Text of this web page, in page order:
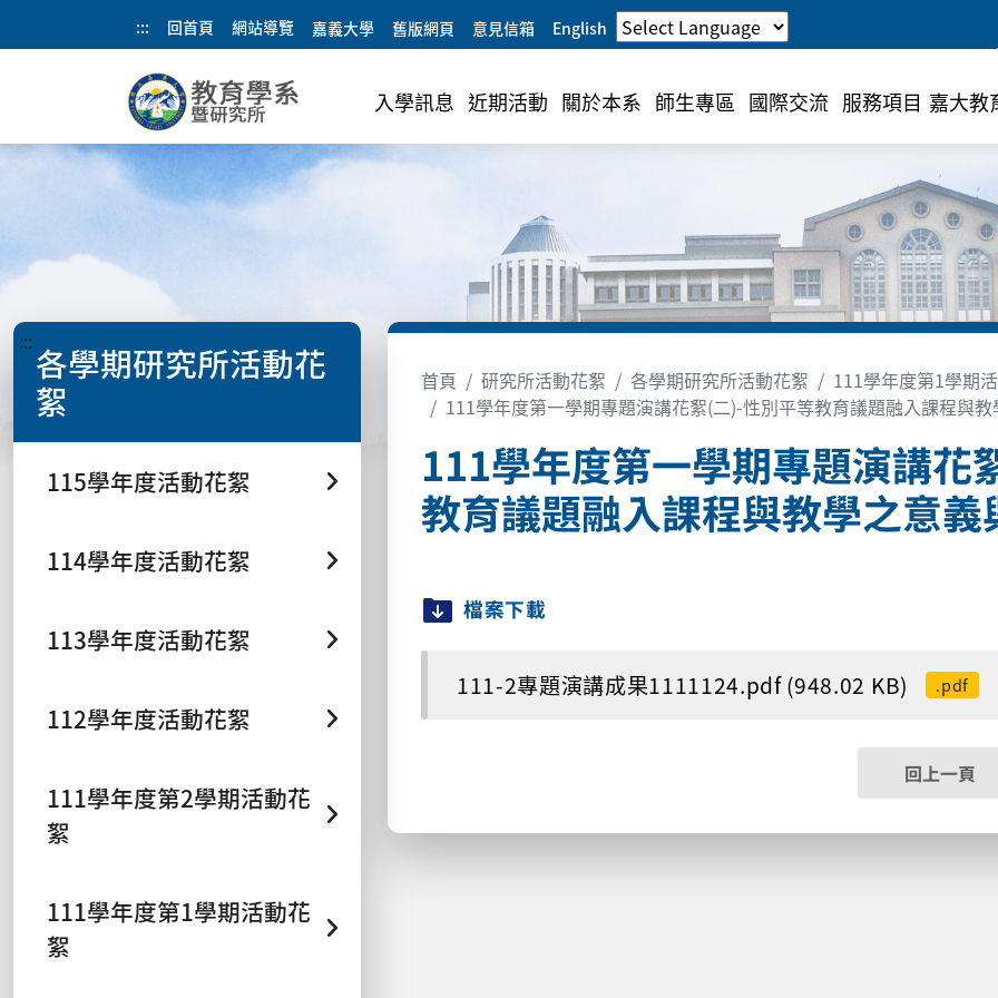
::: 回首頁 網站導覽 嘉義大學 舊版網頁 意見信箱 English
入學訊息 近期活動 關於本系 師生專區 國際交流 服務項目 嘉大教
::: 各學期研究所活動花
絮
115學年度活動花絮
114學年度活動花絮
113學年度活動花絮
112學年度活動花絮
111學年度第2學期活動花
絮
111學年度第1學期活動花
絮
首頁 研究所活動花絮 各學期研究所活動花絮
111學年度第1學期
111學年度第一學期專題演講花絮(二)-性別平等教育議題融入課程與
111學年度第一學期專題演講花
教育議題融入課程與教學之意義
檔案下載
111-2專題演講成果1111124.pdf (948.02 KB) .pdf
回上一頁